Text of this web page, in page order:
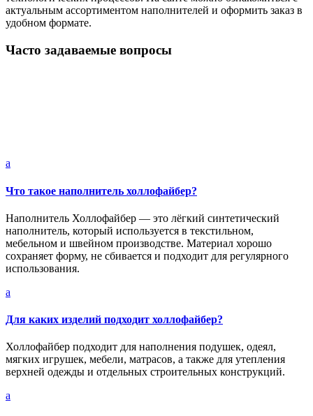
актуальным ассортиментом наполнителей и оформить заказ в
удобном формате.
Часто задаваемые вопросы
a
Что такое наполнитель холлофайбер?
Наполнитель Холлофайбер — это лёгкий синтетический
наполнитель, который используется в текстильном,
мебельном и швейном производстве. Материал хорошо
сохраняет форму, не сбивается и подходит для регулярного
использования.
a
Для каких изделий подходит холлофайбер?
Холлофайбер подходит для наполнения подушек, одеял,
мягких игрушек, мебели, матрасов, а также для утепления
верхней одежды и отдельных строительных конструкций.
a